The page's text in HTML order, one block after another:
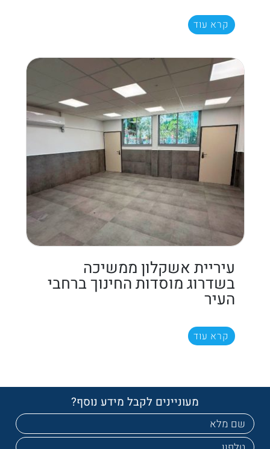
קרא עוד
עיריית אשקלון ממשיכה
בשדרוג מוסדות החינוך ברחבי
העיר
קרא עוד
מעוניינים לקבל מידע נוסף?